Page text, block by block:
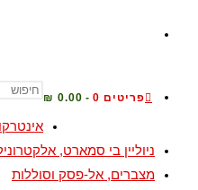
פריטים 0 0.00 ₪
ניוליין בי סמארט,
מצברים, אל-פסק וסוללות